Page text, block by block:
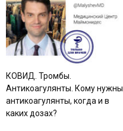
КОВИД. Тромбы.
Антикоагулянты. Кому нужны
антикоагулянты, когда и в
каких дозах?